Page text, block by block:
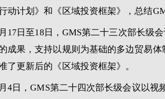
动计划》和《区域投资框架》，总结
17日至18日，GMS第二十三次部长级
成果，支持以规则为基础的多边贸易
了更新后的《区域投资框架》。
4日，GMS第二十四次部长级会议以